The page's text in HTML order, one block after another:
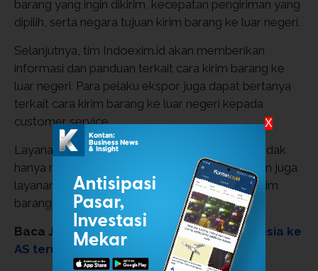
barang yang ingin dikirim, kecepatan pengiriman yang
dipilih, serta negara tujuan kirim barang ke luar negeri.
Selanjutnya, tim Indoexim.id akan memberikan
informasi dan panduan terkait cara kirim barang ke
luar negeri. Para pelaku ekspor juga dapat bertanya
terkait cara kirim barang ke luar negeri kepada
customer service.
Layanan yang diberikan Indoexim.id memang tidak
hanya mengurus pengiriman barang saja, namun juga
layanan panduan dan informasi seputar cara kirim
barang ke luar negeri.
Baca Juga:Potensi ekspor furnitur Indonesia ke
AS terus naik
X